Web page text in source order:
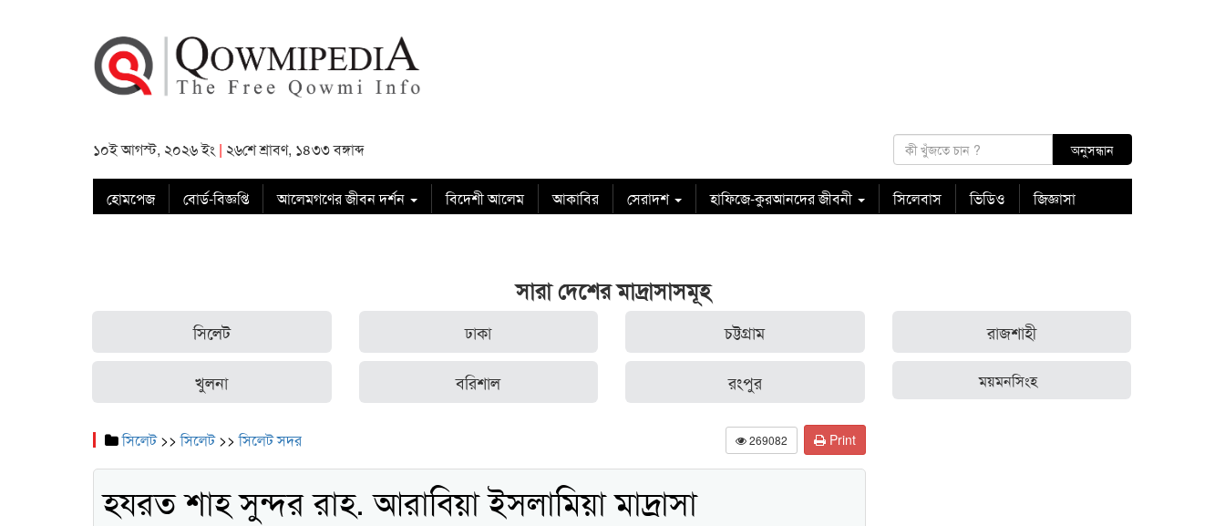
১০ই আগস্ট, ২০২৬ ইং | ২৬শে শ্রাবণ, ১৪৩৩ বঙ্গাব্দ
হোমপেজ বোর্ড-বিজ্ঞপ্তি আলেমগণের জীবন দর্শন বিদেশী আলেম আকাবির সেরাদশ হাফিজে-কুরআনদের জীবনী সিলেবাস ভিডিও জিজ্ঞাসা
সারা দেশের মাদ্রাসাসমূহ
সিলেট ঢাকা চট্টগ্রাম রাজশাহী
খুলনা বরিশাল রংপুর ময়মনসিংহ
সিলেট>>সিলেট>>সিলেট সদর 269082 Print
হযরত শাহ সুন্দর রাহ. আরাবিয়া ইসলামিয়া মাদ্রাসা